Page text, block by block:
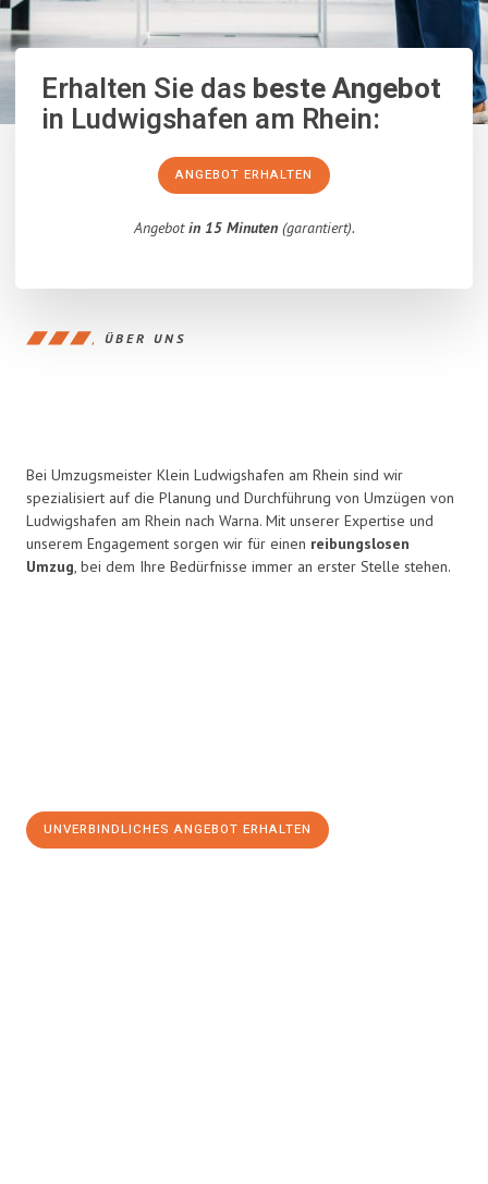
Erhalten Sie dasbeste Angebot
in Ludwigshafen am Rhein:
ANGEBOT ERHALTEN
Angebotin 15 Minuten(garantiert).
ÜBER UNS
Bei Umzugsmeister Klein Ludwigshafen am Rhein sind wir
spezialisiert auf die Planung und Durchführung von Umzügen von
Ludwigshafen am Rhein nach Warna. Mit unserer Expertise und
unserem Engagement sorgen wir für einen reibungslosen
Umzug, bei dem Ihre Bedürfnisse immer an erster Stelle stehen.
UNVERBINDLICHES ANGEBOT ERHALTEN